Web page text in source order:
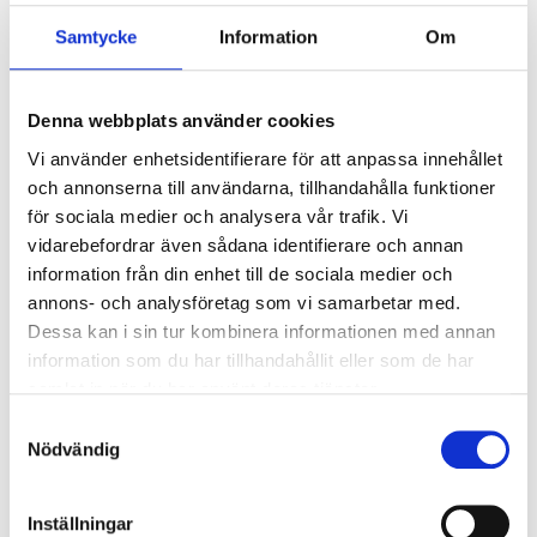
Samtycke Information Om
Denna webbplats använder cookies
Vi använder enhetsidentifierare för att anpassa innehållet
och annonserna till användarna, tillhandahålla funktioner
för sociala medier och analysera vår trafik. Vi
vidarebefordrar även sådana identifierare och annan
information från din enhet till de sociala medier och
annons- och analysföretag som vi samarbetar med.
Dessa kan i sin tur kombinera informationen med annan
information som du har tillhandahållit eller som de har
Nödvändig
Inställningar
Ljusstyrning
grundljus)
Sensor:
Mikrovågssensor (trådlös
master)
Nödljus
Nödljus: Nej
centrerat, samt enkla införingshål i vardera gavel.